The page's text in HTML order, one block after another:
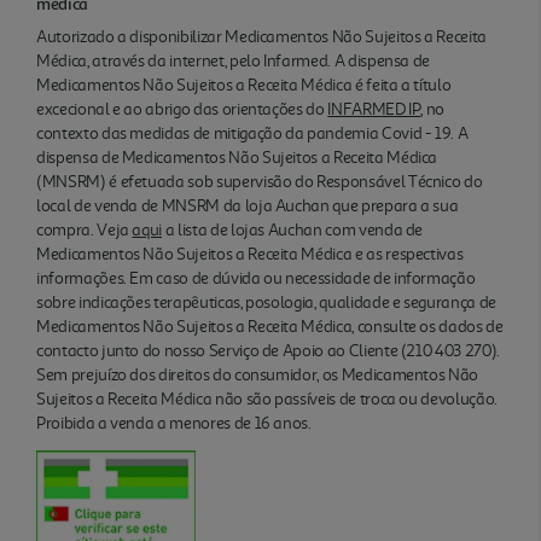
Autorizado a disponibilizar Medicamentos Não Sujeitos a Receita
Médica, através da internet, pelo Infarmed. A dispensa de
Medicamentos Não Sujeitos a Receita Médica é feita a título
excecional e ao abrigo das orientações do INFARMED IP, no
contexto das medidas de mitigação da pandemia Covid - 19. A
dispensa de Medicamentos Não Sujeitos a Receita Médica
(MNSRM) é efetuada sob supervisão do Responsável Técnico do
local de venda de MNSRM da loja Auchan que prepara a sua
compra. Vejaaquia lista de lojas Auchan com venda de
Medicamentos Não Sujeitos a Receita Médica e as respectivas
informações. Em caso de dúvida ou necessidade de informação
sobre indicações terapêuticas, posologia, qualidade e segurança de
Medicamentos Não Sujeitos a Receita Médica, consulte os dados de
contacto junto do nosso Serviço de Apoio ao Cliente (210 403 270).
Sem prejuízo dos direitos do consumidor, os Medicamentos Não
Sujeitos a Receita Médica não são passíveis de troca ou devolução.
Proibida a venda a menores de 16 anos.